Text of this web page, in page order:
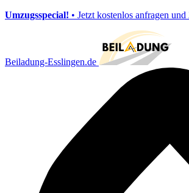
Umzugsspecial! • Jetzt kostenlos anfragen
Beiladung-Esslingen.de